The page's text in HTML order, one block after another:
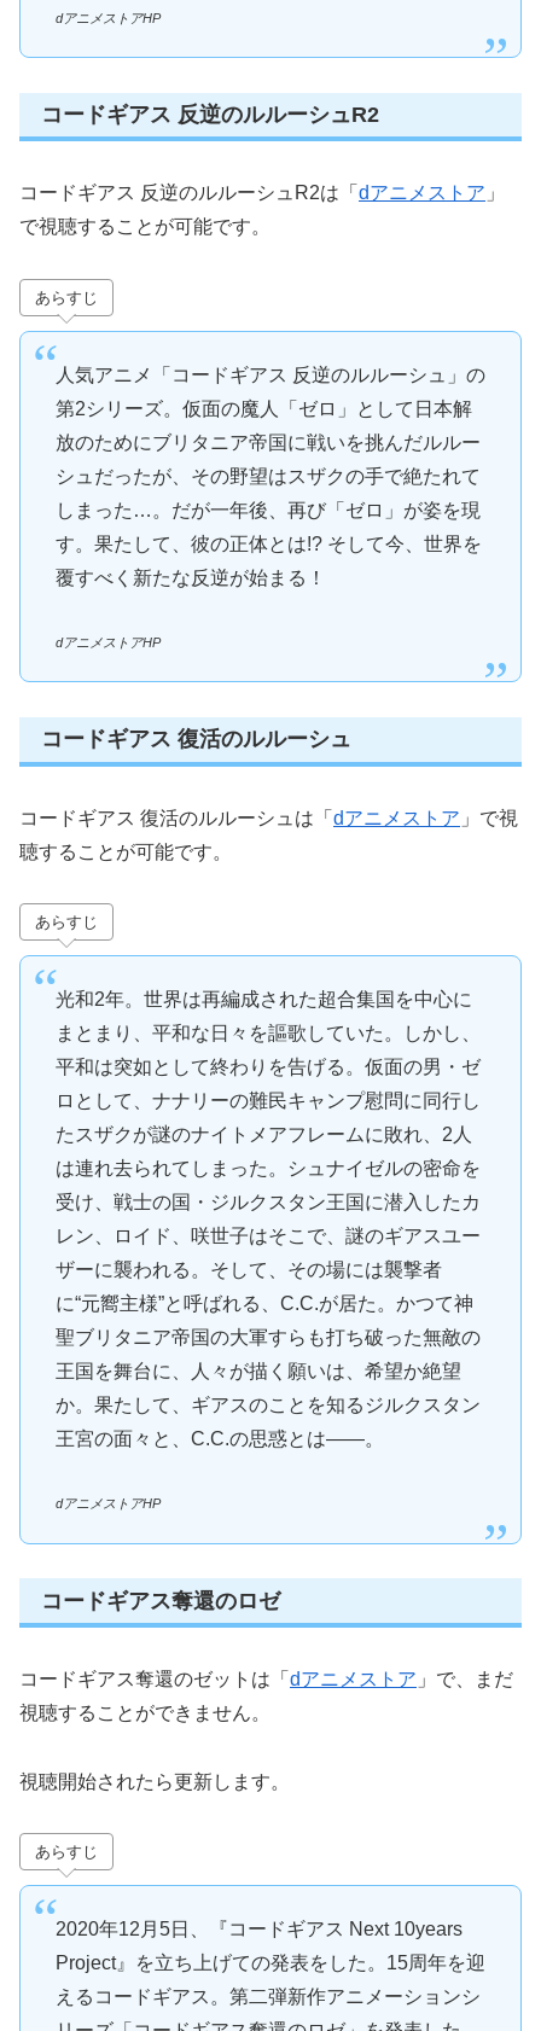
dアニメストアHP
コードギアス 反逆のルルーシュR2
コードギアス 反逆のルルーシュR2は「 dアニメストア 」
で視聴することが可能です。
あらすじ
人気アニメ「コードギアス 反逆のルルーシュ」の
第2シリーズ。仮面の魔人「ゼロ」として日本解
放のためにブリタニア帝国に戦いを挑んだルルー
シュだったが、その野望はスザクの手で絶たれて
しまった…。だが一年後、再び「ゼロ」が姿を現
す。果たして、彼の正体とは!? そして今、世界を
覆すべく新たな反逆が始まる！
dアニメストアHP
コードギアス 復活のルルーシュ
コードギアス 復活のルルーシュは「 dアニメストア 」で視
聴することが可能です。
あらすじ
光和2年。世界は再編成された超合集国を中心に
まとまり、平和な日々を謳歌していた。しかし、
平和は突如として終わりを告げる。仮面の男・ゼ
ロとして、ナナリーの難民キャンプ慰問に同行し
たスザクが謎のナイトメアフレームに敗れ、2人
は連れ去られてしまった。シュナイゼルの密命を
受け、戦士の国・ジルクスタン王国に潜入したカ
レン、ロイド、咲世子はそこで、謎のギアスユー
ザーに襲われる。そして、その場には襲撃者
に“元嚮主様”と呼ばれる、C.C.が居た。かつて神
聖ブリタニア帝国の大軍すらも打ち破った無敵の
王国を舞台に、人々が描く願いは、希望か絶望
か。果たして、ギアスのことを知るジルクスタン
王宮の面々と、C.C.の思惑とは――。
dアニメストアHP
コードギアス奪還のロゼ
コードギアス奪還のゼットは「 dアニメストア 」で、まだ
視聴することができません。
視聴開始されたら更新します。
あらすじ
2020年12月5日、『コードギアス Next 10years
Project』を立ち上げての発表をした。15周年を迎
えるコードギアス。第二弾新作アニメーションシ